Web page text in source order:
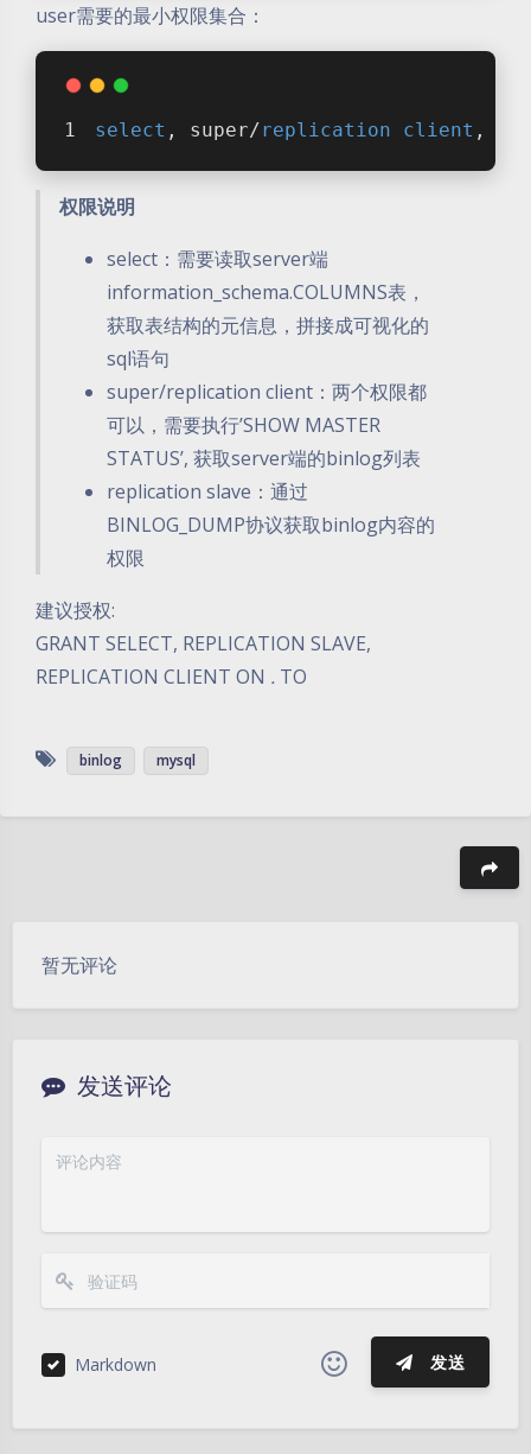
user需要的最小权限集合：
select , super/replication client ,
权限说明
select：需要读取server端
information_schema.COLUMNS表，
获取表结构的元信息，拼接成可视化的
sql语句
super/replication client：两个权限都
可以，需要执行’SHOW MASTER
STATUS’, 获取server端的binlog列表
replication slave：通过
BINLOG_DUMP协议获取binlog内容的
权限
建议授权:
GRANT SELECT, REPLICATION SLAVE,
REPLICATION CLIENT ON . TO
binlog mysql
暂无评论
发送评论
Markdown 发送
|´・ω・)ノ ヾ(≧∇≦*)ゝ (☆ω☆)